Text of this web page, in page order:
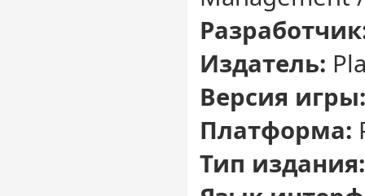
Издатель:
Версия игры:
Платформа:
Тип